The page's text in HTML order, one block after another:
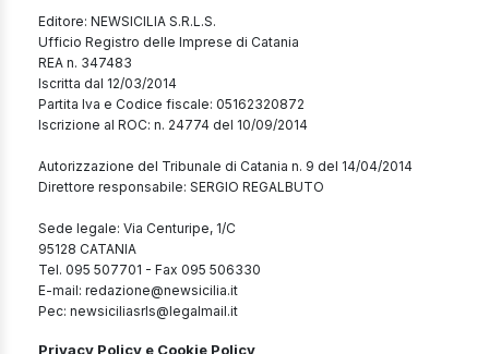
Editore: NEWSICILIA S.R.L.S.
Ufficio Registro delle Imprese di Catania
REA n. 347483
Iscritta dal 12/03/2014
Partita Iva e Codice fiscale: 05162320872
Iscrizione al ROC: n. 24774 del 10/09/2014
Autorizzazione del Tribunale di Catania n. 9 del 14/04/2014
Direttore responsabile: SERGIO REGALBUTO
Sede legale: Via Centuripe, 1/C
95128 CATANIA
Tel. 095 507701 - Fax 095 506330
E-mail: redazione@newsicilia.it
Pec: newsiciliasrls@legalmail.it
Privacy Policy e Cookie Policy